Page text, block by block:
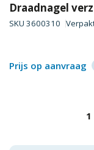
Draadnagel
SKU 3600310
Prijs op aanvraag
1